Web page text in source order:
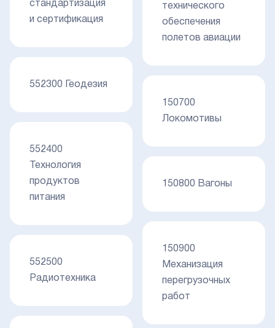
стандартизация
и сертификация
552300 Геодезия
552400
Технология
продуктов
питания
552500
Радиотехника
технического
обеспечения
полетов авиации
150700
Локомотивы
150800 Вагоны
150900
Механизация
перегрузочных
работ